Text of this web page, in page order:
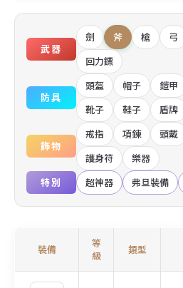
武器
劍 斧 槍 弓
回力鏢
防具
頭盔 帽子 鎧甲
靴子
鞋子 盾牌
飾物
戒指 項鍊 頭戴
護身符
樂器
特別
超神器 弗旦裝備
裝備
等
級
類型